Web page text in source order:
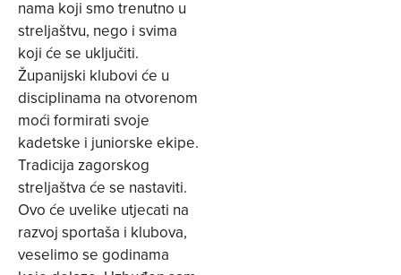
nama koji smo trenutno u
streljaštvu, nego i svima
koji će se uključiti.
Županijski klubovi će u
disciplinama na otvorenom
moći formirati svoje
kadetske i juniorske ekipe.
Tradicija zagorskog
streljaštva će se nastaviti.
Ovo će uvelike utjecati na
razvoj sportaša i klubova,
veselimo se godinama